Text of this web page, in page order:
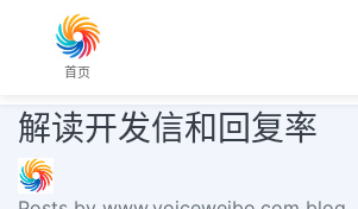
首页
解读开发信和回复率